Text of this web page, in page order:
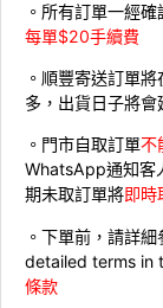
。所有訂單一經
每單$20手續費
。順豐寄送訂單
多，出貨日子將
。門市自取訂單不
WhatsApp通知客
期未取訂單將即時
。下單前，請詳細
detailed terms in
條款